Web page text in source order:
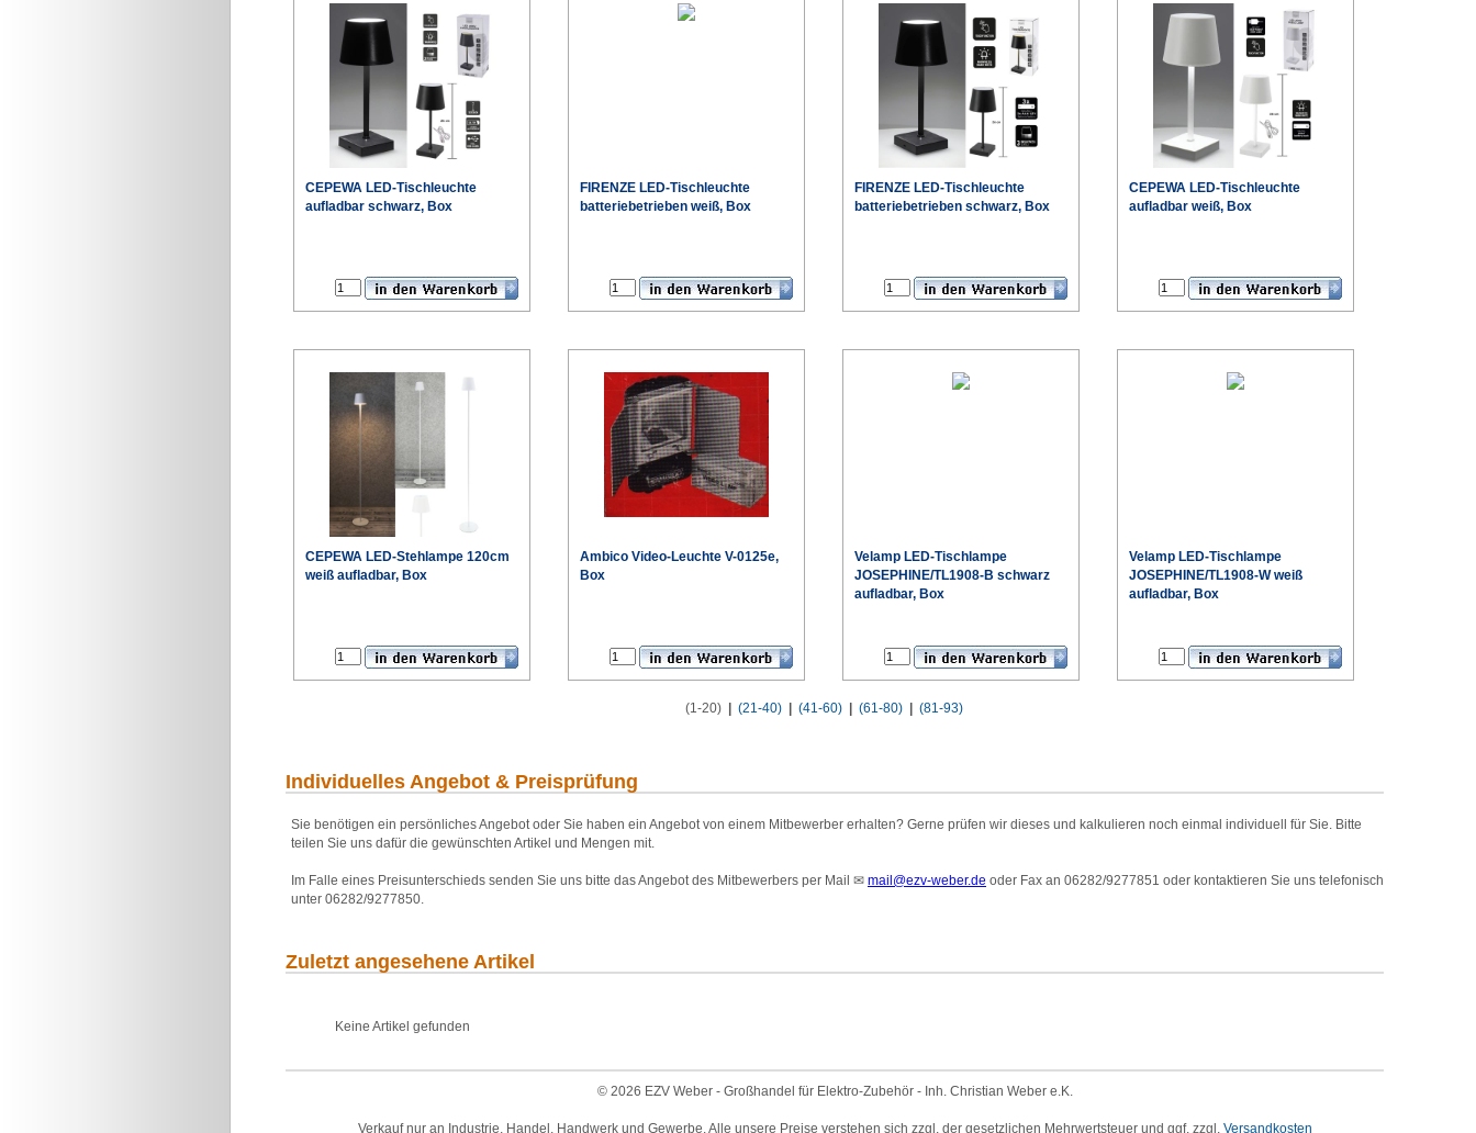
CEPEWA LED-Tischleuchte
aufladbar schwarz, Box
FIRENZE LED-Tischleuchte
batteriebetrieben weiß, Box
FIRENZE LED-Tischleuchte
batteriebetrieben schwarz, Box
CEPEWA LED-Tischleuchte
aufladbar weiß, Box
CEPEWA LED-Stehlampe 120cm
weiß aufladbar, Box
Ambico Video-Leuchte V-0125e,
Box
Velamp LED-Tischlampe
JOSEPHINE/TL1908-B schwarz
aufladbar, Box
Velamp LED-Tischlampe
JOSEPHINE/TL1908-W weiß
aufladbar, Box
(1-20) (21-40) (41-60) (61-80) (81-93)
Individuelles Angebot & Preisprüfung
Sie benötigen ein persönliches Angebot oder Sie haben ein Angebot von einem Mitbewerber erhalten? Gerne prüfen wir dieses und kalkulieren noch einmal individuell für Sie. Bitte
teilen Sie uns dafür die gewünschten Artikel und Mengen mit.
Im Falle eines Preisunterschieds senden Sie uns bitte das Angebot des Mitbewerbers per Mail ✉ mail@ezv-weber.de oder Fax an 06282/9277851 oder kontaktieren Sie uns telefonisch
unter 06282/9277850.
Zuletzt angesehene Artikel
Keine Artikel gefunden
© 2026 EZV Weber - Großhandel für Elektro-Zubehör - Inh. Christian Weber e.K.
Verkauf nur an Industrie, Handel, Handwerk und Gewerbe. Alle unsere Preise verstehen sich zzgl. der gesetzlichen Mehrwertsteuer und ggf. zzgl. Versandkosten